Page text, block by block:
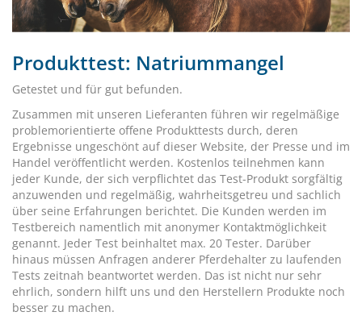
Produkttest: Natriummangel
Getestet und für gut befunden.
Zusammen mit unseren Lieferanten führen wir regelmäßige
problemorientierte offene Produkttests durch, deren
Ergebnisse ungeschönt auf dieser Website, der Presse und im
Handel veröffentlicht werden. Kostenlos teilnehmen kann
jeder Kunde, der sich verpflichtet das Test-Produkt sorgfältig
anzuwenden und regelmäßig, wahrheitsgetreu und sachlich
über seine Erfahrungen berichtet. Die Kunden werden im
Testbereich namentlich mit anonymer Kontaktmöglichkeit
genannt. Jeder Test beinhaltet max. 20 Tester. Darüber
hinaus müssen Anfragen anderer Pferdehalter zu laufenden
Tests zeitnah beantwortet werden. Das ist nicht nur sehr
ehrlich, sondern hilft uns und den Herstellern Produkte noch
besser zu machen.